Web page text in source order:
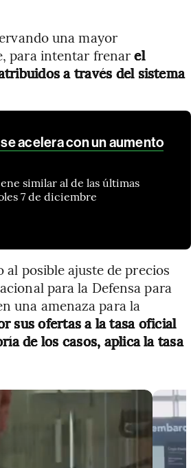
una mayor
para intentar frenarel
a través del sistema
acelera con un aumento
similar al de las últimas
7 de diciembre
posible ajuste de precios
para la Defensa para
una amenaza para la
sus ofertas a la tasa oficial
de los casos, aplica la tasa